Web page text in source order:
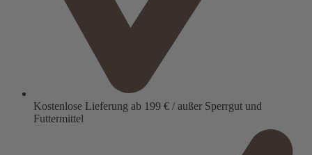
Kostenlose Lieferung ab 199 € / außer Sperrgut und
Futtermittel